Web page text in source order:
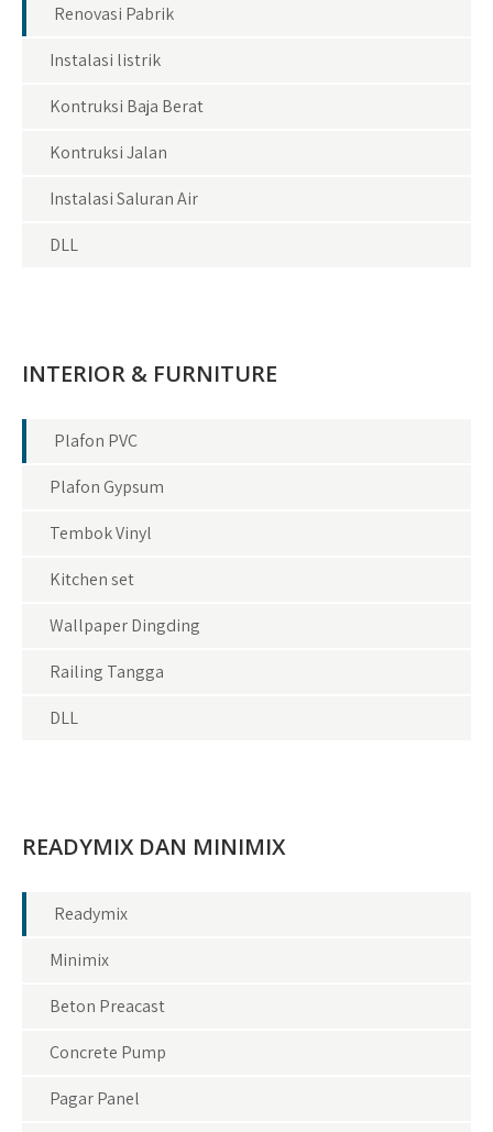
Renovasi Pabrik
Instalasi listrik
Kontruksi Baja Berat
Kontruksi Jalan
Instalasi Saluran Air
DLL
INTERIOR & FURNITURE
Plafon PVC
Plafon Gypsum
Tembok Vinyl
Kitchen set
Wallpaper Dingding
Railing Tangga
DLL
READYMIX DAN MINIMIX
Readymix
Minimix
Beton Preacast
Concrete Pump
Pagar Panel